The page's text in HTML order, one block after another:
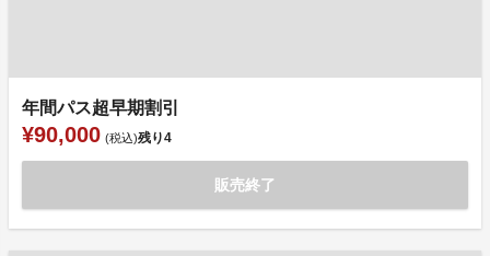
年間パス超早期割引
¥90,000 (税込)残り4
販売終了